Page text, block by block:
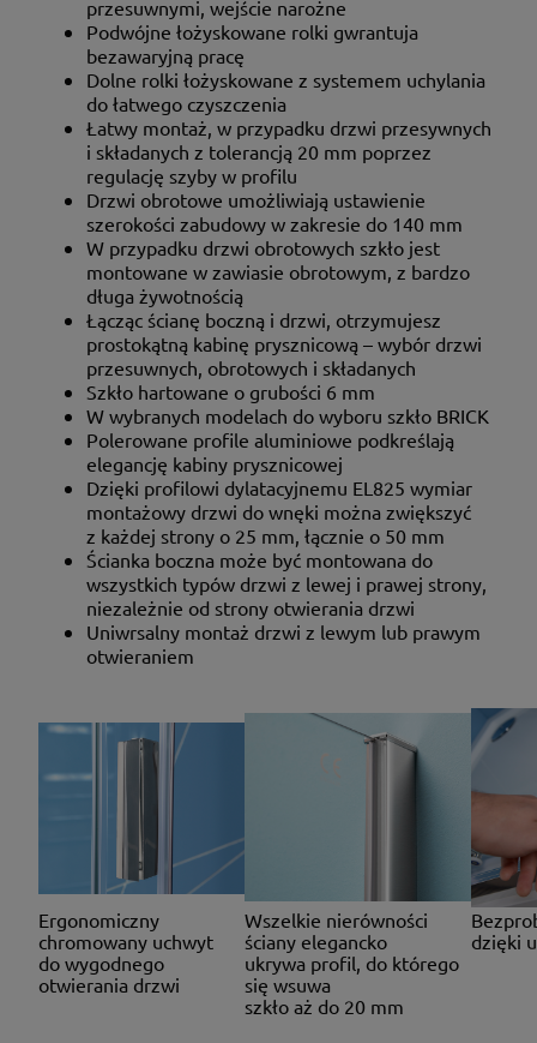
przesuwnymi, wejście narożne
Podwójne łożyskowane rolki gwrantuja
bezawaryjną pracę
Dolne rolki łożyskowane z systemem uchylania
do łatwego czyszczenia
Łatwy montaż, w przypadku drzwi przesywnych
i składanych z tolerancją 20 mm poprzez
regulację szyby w profilu
Drzwi obrotowe umożliwiają ustawienie
szerokości zabudowy w zakresie do 140 mm
W przypadku drzwi obrotowych szkło jest
montowane w zawiasie obrotowym, z bardzo
długa żywotnością
Łącząc ścianę boczną i drzwi, otrzymujesz
prostokątną kabinę prysznicową – wybór drzwi
przesuwnych, obrotowych i składanych
Szkło hartowane o grubości 6 mm
W wybranych modelach do wyboru szkło BRICK
Polerowane profile aluminiowe podkreślają
elegancję kabiny prysznicowej
Dzięki profilowi dylatacyjnemu EL825 wymiar
montażowy drzwi do wnęki można zwiększyć
z każdej strony o 25 mm, łącznie o 50 mm
Ścianka boczna może być montowana do
wszystkich typów drzwi z lewej i prawej strony,
niezależnie od strony otwierania drzwi
Uniwrsalny montaż drzwi z lewym lub prawym
otwieraniem
Ergonomiczny
chromowany uchwyt
do wygodnego
otwierania drzwi
Wszelkie nierówności
ściany elegancko
ukrywa profil, do którego
się wsuwa
szkło aż do 20 mm
dzięki